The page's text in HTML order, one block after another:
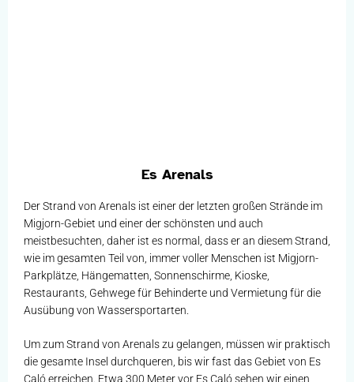
Es Arenals
Der Strand von Arenals ist einer der letzten großen Strände im
Migjorn-Gebiet und einer der schönsten und auch
meistbesuchten, daher ist es normal, dass er an diesem Strand,
wie im gesamten Teil von, immer voller Menschen ist Migjorn-
Parkplätze, Hängematten, Sonnenschirme, Kioske,
Restaurants, Gehwege für Behinderte und Vermietung für die
Ausübung von Wassersportarten.
Um zum Strand von Arenals zu gelangen, müssen wir praktisch
die gesamte Insel durchqueren, bis wir fast das Gebiet von Es
Caló erreichen. Etwa 300 Meter vor Es Caló sehen wir einen